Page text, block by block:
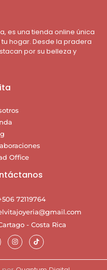
es una tienda online única
hogar. Desde la pradera
por su belleza y
Office
72119764
- Costa Rica